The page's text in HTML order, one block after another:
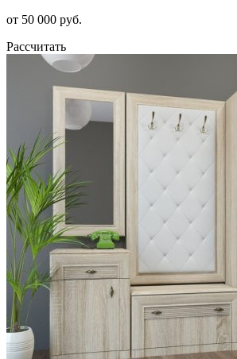
от 50 000 руб.
Рассчитать